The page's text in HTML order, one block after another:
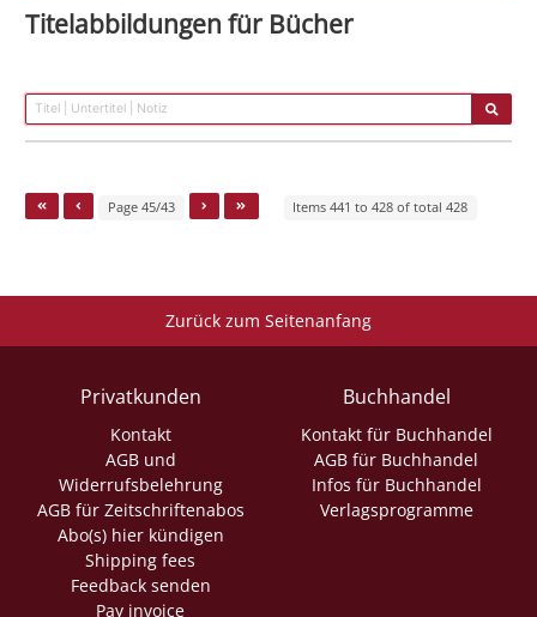
Titelabbildungen für Bücher
Page 45/43 Items 441 to 428 of total 428
Zurück zum Seitenanfang
Privatkunden
Kontakt
AGB und
Widerrufsbelehrung
AGB für Zeitschriftenabos
Abo(s) hier kündigen
Shipping fees
Feedback senden
Pay invoice
Buchhandel
Kontakt für Buchhandel
AGB für Buchhandel
Infos für Buchhandel
Verlagsprogramme